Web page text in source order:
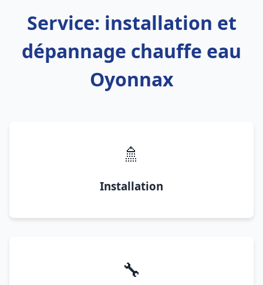
Service: installation et
dépannage chauffe eau
Oyonnax
🚿
Installation
🔧